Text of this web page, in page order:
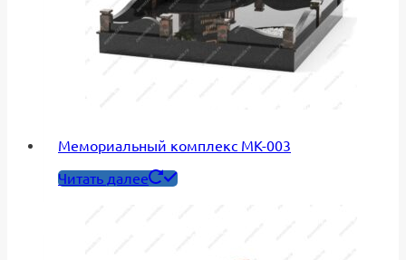
Мемориальный комплекс МК-003
Читать далее